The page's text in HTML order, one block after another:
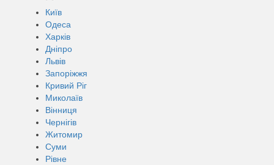
Київ
Одеса
Харків
Дніпро
Львів
Запоріжжя
Кривий Ріг
Миколаїв
Вінниця
Чернігів
Житомир
Суми
Рівне